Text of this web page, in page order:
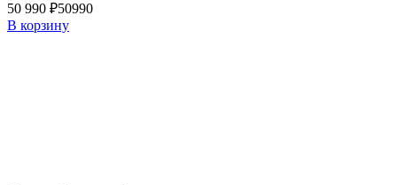
50 990 ₽50990
В корзину